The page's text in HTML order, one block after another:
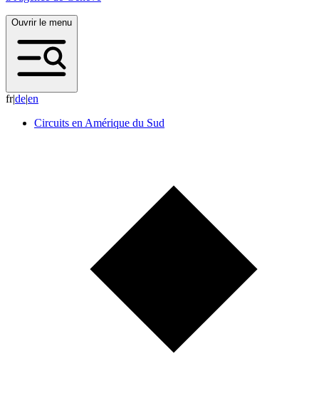
Ouvrir le menu
fr|de|en
Circuits en Amérique du Sud